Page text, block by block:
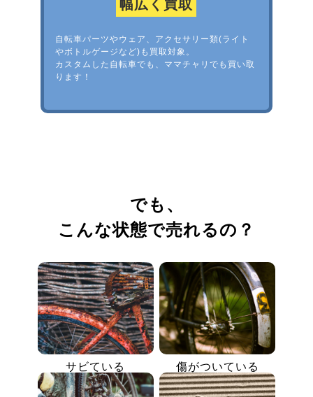
幅広く買取
自転車パーツやウェア、アクセサリー類(ライト
やボトルゲージなど)も買取対象。
カスタムした自転車でも、ママチャリでも買い取
ります！
でも、
こんな状態で売れるの？
サビている 傷がついている